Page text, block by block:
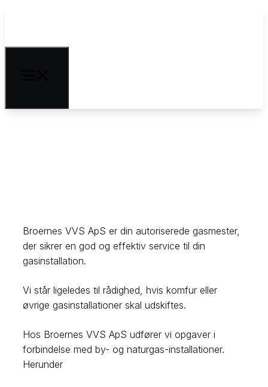
Broernes VVS ApS er din autoriserede gasmester,
der sikrer en god og effektiv service til din
gasinstallation.
Vi står ligeledes til rådighed, hvis komfur eller
øvrige gasinstallationer skal udskiftes.​
Hos Broernes VVS ApS udfører vi opgaver i
forbindelse med by- og naturgas-installationer.
Herunder